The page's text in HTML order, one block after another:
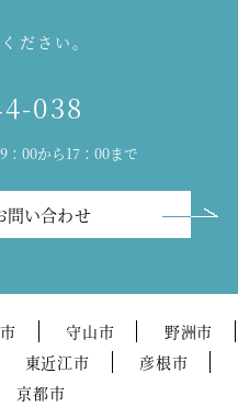
ださい。
038
：00から17：00まで
問い合わせ
守山市
野洲市
東近江市
彦根市
京都市